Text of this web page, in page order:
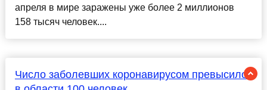
апреля в мире заражены уже более 2 миллионов
158 тысяч человек....
Число заболевших коронавирусом превысило